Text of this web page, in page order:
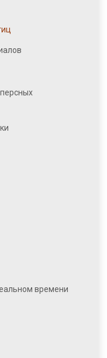
времени